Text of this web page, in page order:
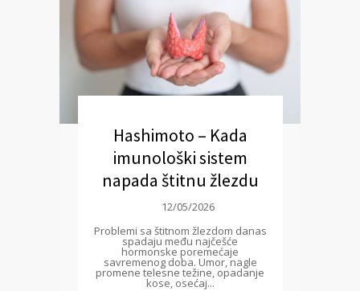
Hashimoto – Kada
imunološki sistem
napada štitnu žlezdu
12/05/2026
Problemi sa štitnom žlezdom danas
spadaju među najčešće
hormonske poremećaje
savremenog doba. Umor, nagle
promene telesne težine, opadanje
kose, osećaj...